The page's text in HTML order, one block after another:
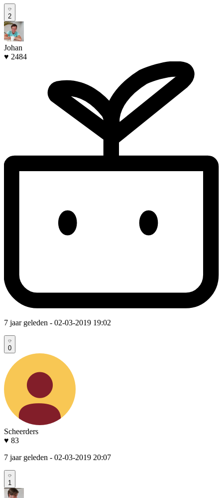
2
Johan
♥ 2484
7 jaar geleden - 02-03-2019 19:02
0
Scheerders
♥ 83
7 jaar geleden - 02-03-2019 20:07
1